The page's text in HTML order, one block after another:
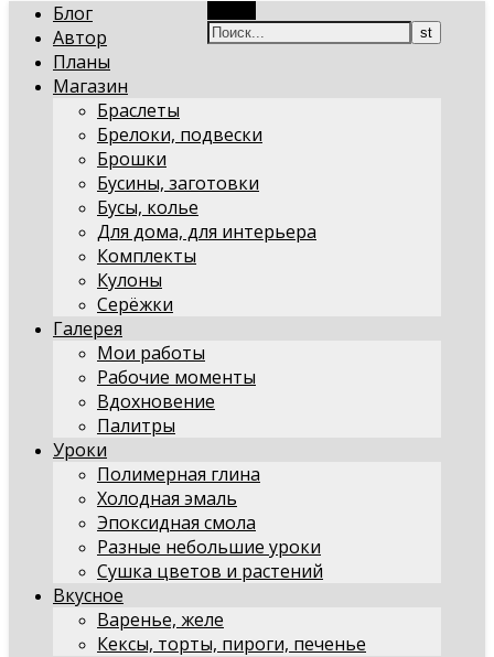
Блог
Автор
Планы
Магазин
Браслеты
Брелоки, подвески
Брошки
Бусины, заготовки
Бусы, колье
Для дома, для интерьера
Комплекты
Кулоны
Серёжки
Галерея
Мои работы
Рабочие моменты
Вдохновение
Палитры
Уроки
Полимерная глина
Холодная эмаль
Эпоксидная смола
Разные небольшие уроки
Сушка цветов и растений
Вкусное
Варенье, желе
Кексы, торты, пироги, печенье